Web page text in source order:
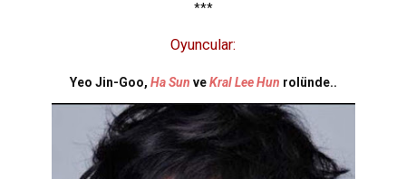
***
Oyuncular:
Yeo Jin-Goo, Ha Sun veKral Lee Hun rolünde..